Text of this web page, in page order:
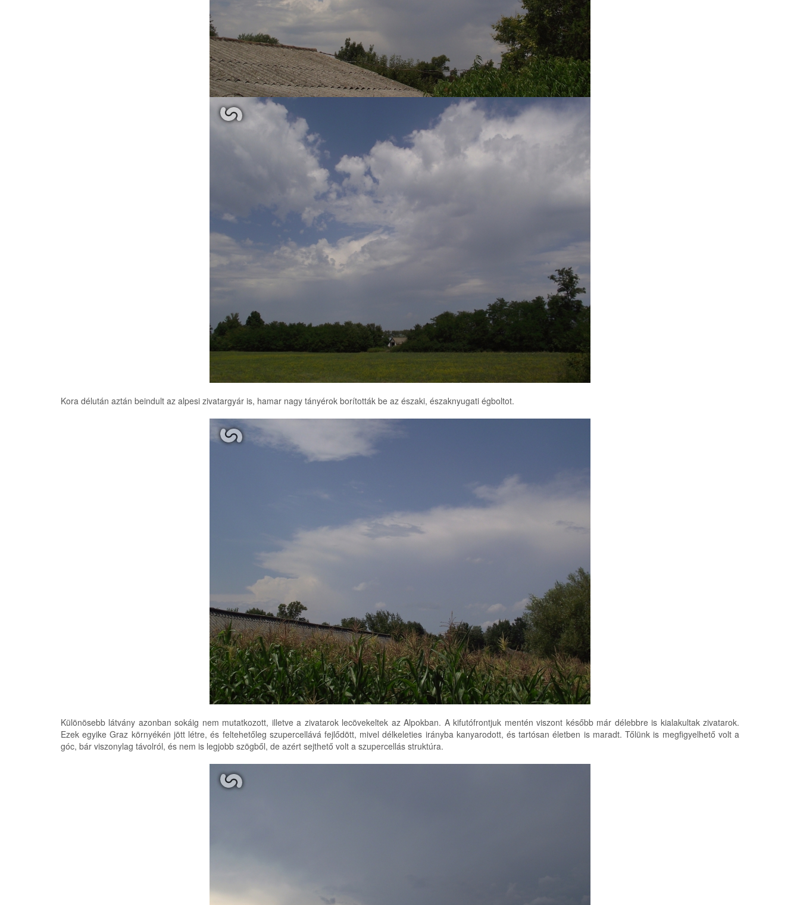
Kora délután aztán beindult az alpesi zivatargyár is, hamar nagy tányérok borították be az északi, északnyugati égboltot.
Különösebb látvány azonban sokáig nem mutatkozott, illetve a zivatarok lecövekeltek az Alpokban. A kifutófrontjuk mentén viszont később már délebbre is kialakultak zivatarok.
Ezek egyike Graz környékén jött létre, és feltehetőleg szupercellává fejlődött, mivel délkeleties irányba kanyarodott, és tartósan életben is maradt. Tőlünk is megfigyelhető volt a
góc, bár viszonylag távolról, és nem is legjobb szögből, de azért sejthető volt a szupercellás struktúra.